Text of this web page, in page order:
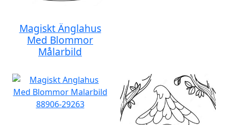
Magiskt Änglahus
Med Blommor
Målarbild